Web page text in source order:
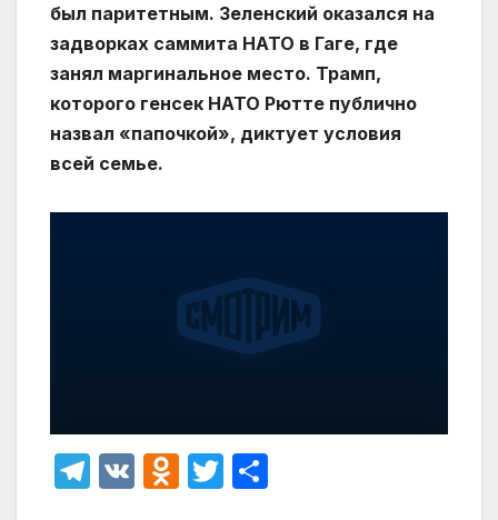
был паритетным. Зеленский оказался на
задворках саммита НАТО в Гаге, где
занял маргинальное место. Трамп,
которого генсек НАТО Рютте публично
назвал «папочкой», диктует условия
всей семье.
T
V
O T